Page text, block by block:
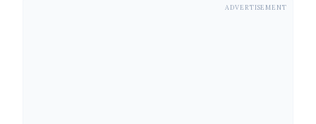
ADVERTISEMENT